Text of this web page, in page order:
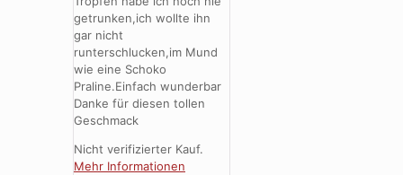
getrunken,ich wollte ihn
gar nicht
runterschlucken,im Mund
wie eine Schoko
Praline.Einfach wunderbar
Danke für diesen tollen
Geschmack
Nicht verifizierter Kauf.
Mehr Informationen